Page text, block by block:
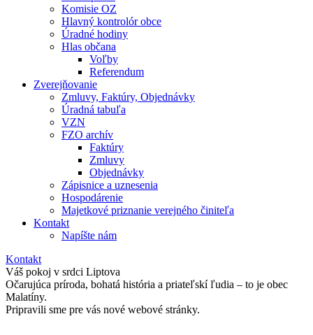
Komisie OZ
Hlavný kontrolór obce
Úradné hodiny
Hlas občana
Voľby
Referendum
Zverejňovanie
Zmluvy, Faktúry, Objednávky
Úradná tabuľa
VZN
FZO archív
Faktúry
Zmluvy
Objednávky
Zápisnice a uznesenia
Hospodárenie
Majetkové priznanie verejného činiteľa
Kontakt
Napíšte nám
Kontakt
Váš pokoj v srdci Liptova
Očarujúca príroda, bohatá história a priateľskí ľudia – to je obec
Malatíny.
Pripravili sme pre vás nové webové stránky.